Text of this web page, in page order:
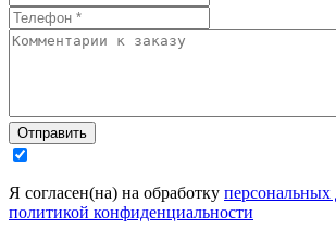
Отправить
Я согласен(на) на обработку
политикой конфиденциальности